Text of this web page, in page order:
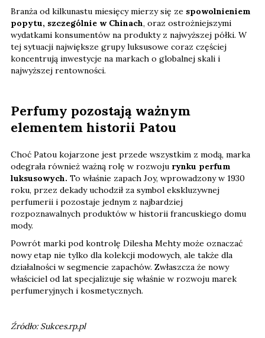
Branża od kilkunastu miesięcy mierzy się ze spowolnieniem
popytu, szczególnie w Chinach, oraz ostrożniejszymi
wydatkami konsumentów na produkty z najwyższej półki. W
tej sytuacji największe grupy luksusowe coraz częściej
koncentrują inwestycje na markach o globalnej skali i
najwyższej rentowności.
Perfumy pozostają ważnym
elementem historii Patou
Choć Patou kojarzone jest przede wszystkim z modą, marka
odegrała również ważną rolę w rozwoju rynku perfum
luksusowych. To właśnie zapach Joy, wprowadzony w 1930
roku, przez dekady uchodził za symbol ekskluzywnej
perfumerii i pozostaje jednym z najbardziej
rozpoznawalnych produktów w historii francuskiego domu
mody.
Powrót marki pod kontrolę Dilesha Mehty może oznaczać
nowy etap nie tylko dla kolekcji modowych, ale także dla
działalności w segmencie zapachów. Zwłaszcza że nowy
właściciel od lat specjalizuje się właśnie w rozwoju marek
perfumeryjnych i kosmetycznych.
Źródło: Sukces.rp.pl